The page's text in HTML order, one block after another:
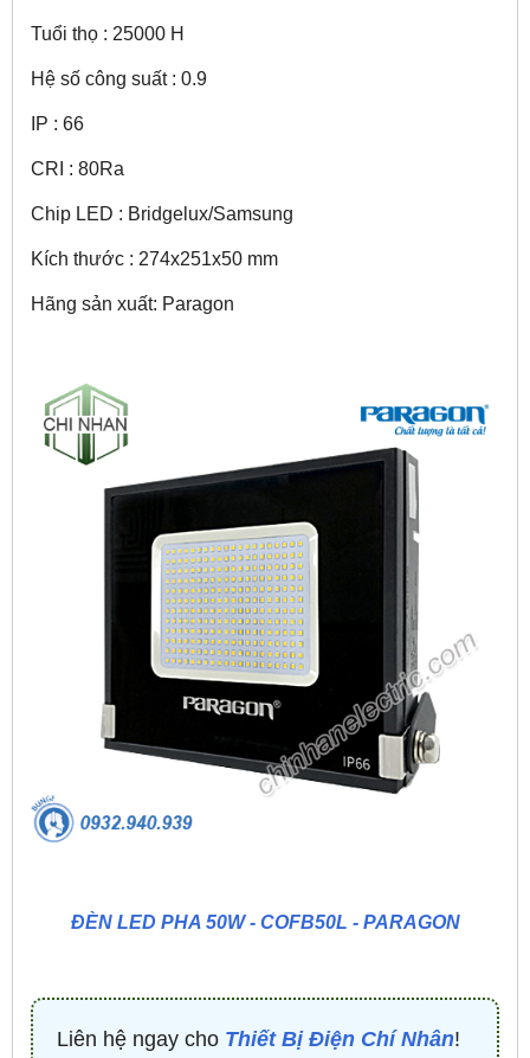
Tuổi thọ : 25000 H
Hệ số công suất : 0.9
IP : 66
CRI : 80Ra
Chip LED : Bridgelux/Samsung
Kích thước : 274x251x50 mm
Hãng sản xuất: Paragon
ĐÈN LED PHA 50W - COFB50L - PARAGON
Liên hệ ngay cho Thiết Bị Điện Chí Nhân!